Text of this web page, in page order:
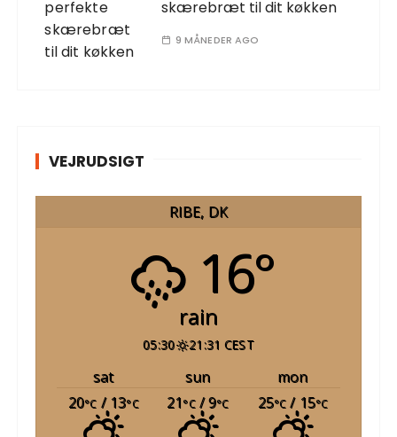
skærebræt til dit køkken
9 MÅNEDER AGO
VEJRUDSIGT
RIBE, DK
16°
rain
05:30 21:31 CEST
sat sun
mon
20°C / 13°C 21°C/ 9°C 25°C / 15°C